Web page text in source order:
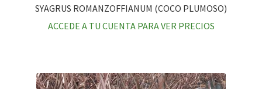
SYAGRUS ROMANZOFFIANUM (COCO PLUMOSO)
ACCEDE A TU CUENTA PARA VER PRECIOS